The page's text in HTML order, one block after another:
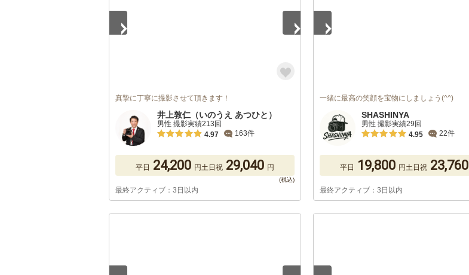
真摯に丁寧に撮影させて頂きます！
井上敦仁（いのうえ あつひと）
男性 撮影実績213回
4.97
163件
平日 24,200 円土日祝 29,040 円
最終アクティブ：3日以内
一緒に最高の笑顔を宝物にしましょう(^^)
SHASHINYA
男性 撮影実績29回
4.95
22件
平日 19,800 円土日祝 23,760
最終アクティブ：3日以内